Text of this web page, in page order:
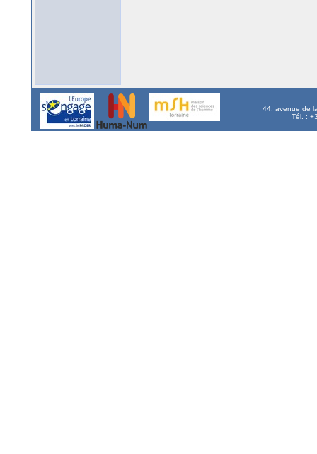
44, avenue de
Tél. :